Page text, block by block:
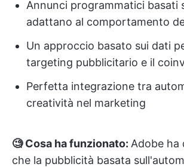
Annunci programmatici basati
adattano al comportamento
Un approccio basato sui dati
targeting pubblicitario e il
Perfetta integrazione tra
creatività nel marketing
🧐 Cosa ha funzionato: Adobe ha
che la pubblicità basata